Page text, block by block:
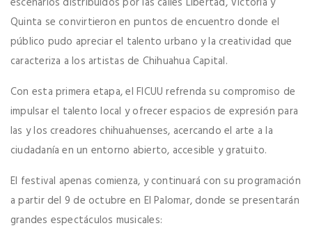
Quinta se convirtieron en puntos de encuentro donde el
público pudo apreciar el talento urbano y la creatividad que
caracteriza a los artistas de Chihuahua Capital.
Con esta primera etapa, el FICUU refrenda su compromiso de
impulsar el talento local y ofrecer espacios de expresión para
las y los creadores chihuahuenses, acercando el arte a la
ciudadanía en un entorno abierto, accesible y gratuito.
El festival apenas comienza, y continuará con su programación
a partir del 9 de octubre en El Palomar, donde se presentarán
grandes espectáculos musicales: